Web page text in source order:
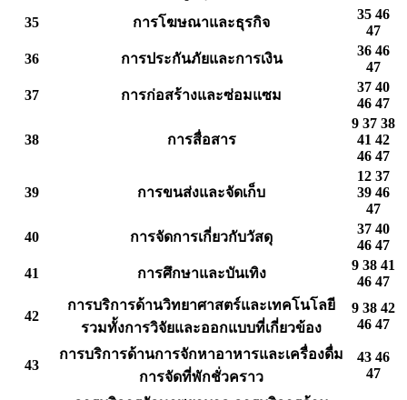
35 การโฆษณาและธุรกิจ
35 46
47
36
การประกันภัยและการเงิน
36 46
47
37
การก่อสร้างและซ่อมแซม
37 40
46 47
38 การสื่อสาร
9 37 38
41 42
46 47
39 การขนส่งและจัดเก็บ
12 37
39 46
47
40
การจัดการเกี่ยวกับวัสดุ
37 40
46 47
41
การศึกษาและบันเทิง
9 38 41
46 47
42
การบริการด้านวิทยาศาสตร์และเทคโนโลยี
รวมทั้งการวิจัยและออกแบบที่เกี่ยวข้อง
9 38 42
46 47
43
การบริการด้านการจักหาอาหารและเครื่องดื่ม
การจัดที่พักชั่วคราว
43 46
47